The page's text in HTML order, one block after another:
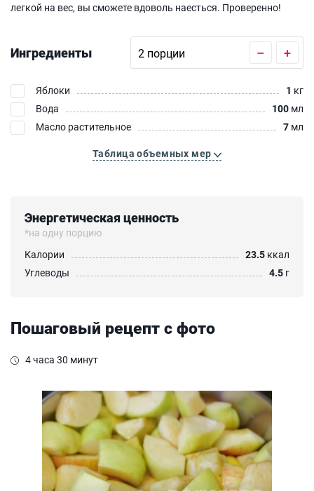
легкой на вес, вы сможете вдоволь наесться. Проверенно!
Ингредиенты – +
Яблоки 1 кг
Вода
100 мл
Масло растительное
7 мл
Таблица объемных мер
Энергетическая ценность
*на одну порцию
Калории
23.5 ккал
Углеводы
4.5 г
Пошаговый рецепт с фото
4 часа 30 минут